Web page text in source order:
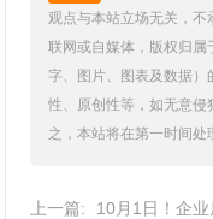
观点与本站立场无关，
联网或自媒体，版权归
字、图片、图表及数据
性、原创性等，如无意
之，本站将在第一时间处
上一篇:
10月1日！企业